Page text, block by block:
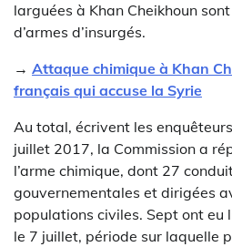
larguées à Khan Cheikhoun
d’armes d’insurgés.
→ Attaque chimique à Khan
français qui accuse la Syrie
Au total, écrivent les
juillet 2017, la Commission a
l’arme chimique, dont 27
gouvernementales et dirigées
populations civiles. Sept ont eu
le 7 juillet, période sur laquelle